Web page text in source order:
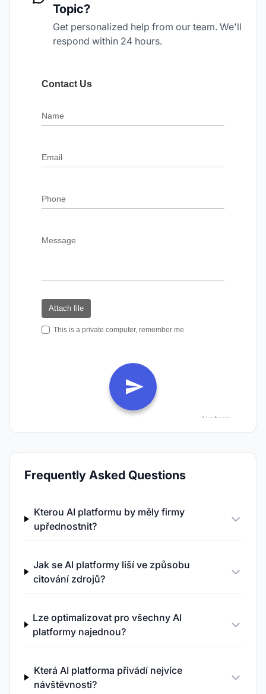
Topic?
Get personalized help from our team. We'll
respond within 24 hours.
Frequently Asked Questions
Kterou AI platformu by měly firmy
upřednostnit?
Jak se AI platformy liší ve způsobu
citování zdrojů?
Lze optimalizovat pro všechny AI
platformy najednou?
Která AI platforma přivádí nejvíce
návštěvnosti?